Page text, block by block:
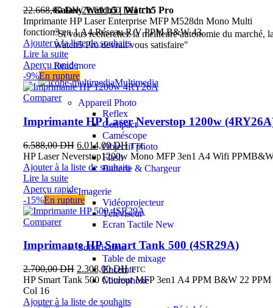
Galaxy Watch5 | Watch5 Pro
"Si vous recherchez la meilleure autonomie du marché,
Watch5 Pro devrait vous satisfaire"
Read more
Multimedia
Appareil Photo
Reflex
Compact
Caméscope
Objectif photo
Flash
Batterie & Chargeur
Imagerie
Vidéoprojecteur
Téléviseur
Ecran Tactile New
Sonorisation
Table de mixage
Enceinte
Microphone
22.668,00DH 21.691,00DH TTC
Imprimante HP Laser Enterprise MFP M528dn Mono Multi
fonction3 en 1 A4 Réseau R/V PPM B&W 43.
Ajouter à la liste de souhaits
Lire la suite
Aperçu rapide
-9%En rupture
Comparer
Imprimante HP Laser Neverstop 1200w
6.588,00DH 6.014,00DH TTC
HP Laser Neverstop1200w Mono MFP 3en1 A4 Wifi
Ajouter à la liste de souhaits
Lire la suite
Aperçu rapide
-15%En rupture
Comparer
Imprimante HP Smart Tank 500 (4SR29A)
2.700,00DH 2.308,00DH TTC
HP Smart Tank 500 Couleur MFP 3en1 A4 PPM B&W 22 PPM
Col 16
Ajouter à la liste de souhaits